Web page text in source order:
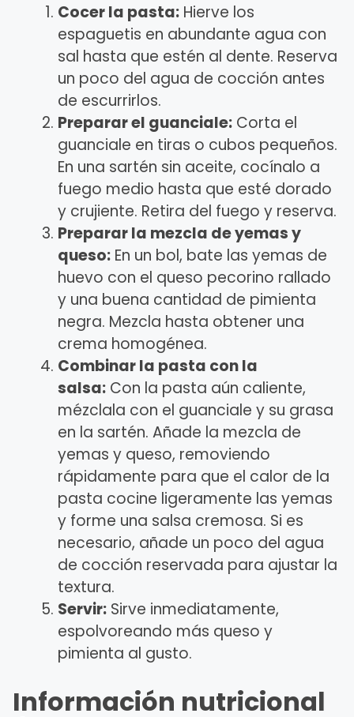
Cocer la pasta:Hierve los
espaguetis en abundante agua con
sal hasta que estén al dente. Reserva
un poco del agua de cocción antes
de escurrirlos.
Preparar el guanciale:Corta el
guanciale en tiras o cubos pequeños.
En una sartén sin aceite, cocínalo a
fuego medio hasta que esté dorado
y crujiente. Retira del fuego y reserva.
Preparar la mezcla de yemas y
queso:En un bol, bate las yemas de
huevo con el queso pecorino rallado
y una buena cantidad de pimienta
negra. Mezcla hasta obtener una
crema homogénea.
Combinar la pasta con la
salsa:Con la pasta aún caliente,
mézclala con el guanciale y su grasa
en la sartén. Añade la mezcla de
yemas y queso, removiendo
rápidamente para que el calor de la
pasta cocine ligeramente las yemas
y forme una salsa cremosa. Si es
necesario, añade un poco del agua
de cocción reservada para ajustar la
textura.
Servir:Sirve inmediatamente,
espolvoreando más queso y
pimienta al gusto.
Información nutricional